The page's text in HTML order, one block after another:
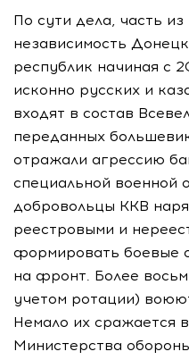
По сути дела, часть
независимость
республик начиная с
исконно русских и
входят в состав
переданных
отражали агрессию
специальной военной
добровольцы ККВ
реестровыми и
формировать боевые
на фронт. Более
учетом ротации)
Немало их сражается
Министерства